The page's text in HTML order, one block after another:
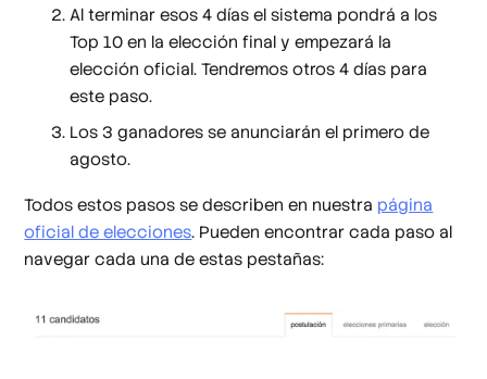
Al terminar esos 4 días el sistema pondrá a los
Top 10 en la elección final y empezará la
elección oficial. Tendremos otros 4 días para
este paso.
Los 3 ganadores se anunciarán el primero de
agosto.
Todos estos pasos se describen en nuestra página
oficial de elecciones. Pueden encontrar cada paso al
navegar cada una de estas pestañas: